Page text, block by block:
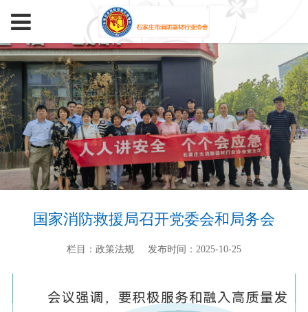
国家消防救援局召开党委会和局务会
栏目：政策法规 发布时间：2025-10-25